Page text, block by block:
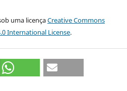
uma licençaCreative Commons
International License.